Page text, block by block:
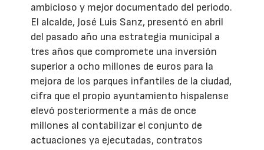
ambicioso y mejor documentado del periodo.
El alcalde, José Luis Sanz, presentó en abril
del pasado año una estrategia municipal a
tres años que compromete una inversión
superior a ocho millones de euros para la
mejora de los parques infantiles de la ciudad,
cifra que el propio ayuntamiento hispalense
elevó posteriormente a más de once
millones al contabilizar el conjunto de
actuaciones ya ejecutadas, contratos